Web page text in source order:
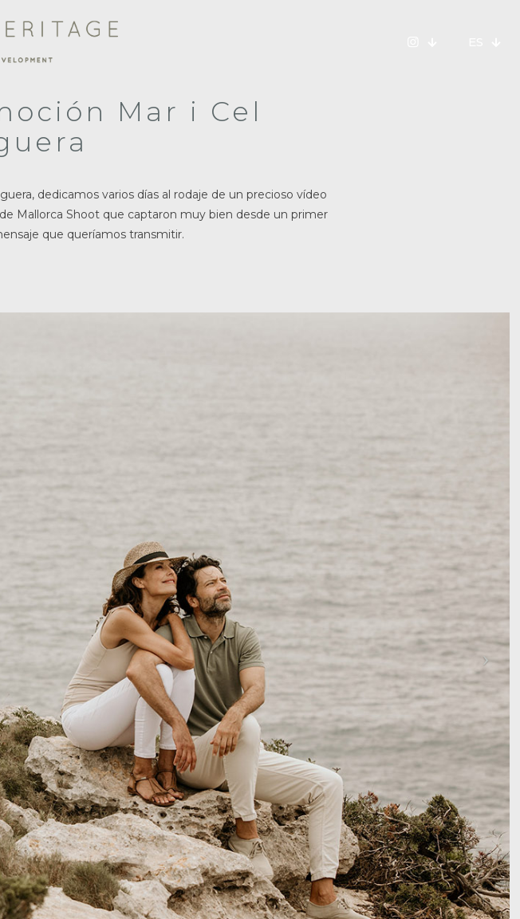
Mar i Cel
dedicamos varios días al rodaje de un precioso vídeo
Mallorca Shoot que captaron muy bien desde un primer
que queríamos transmitir.